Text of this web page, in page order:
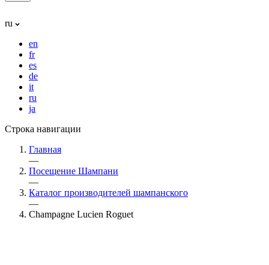
ru
en
fr
es
de
it
ru
ja
Строка навигации
Главная
—
Посещение Шампани
—
Каталог производителей шампанского
—
Champagne Lucien Roguet